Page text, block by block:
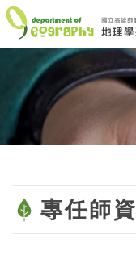
專任師資